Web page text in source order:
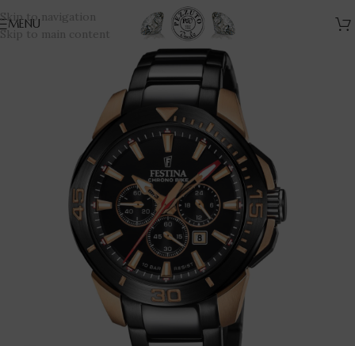
Skip to navigation
Skip to main content
MENU